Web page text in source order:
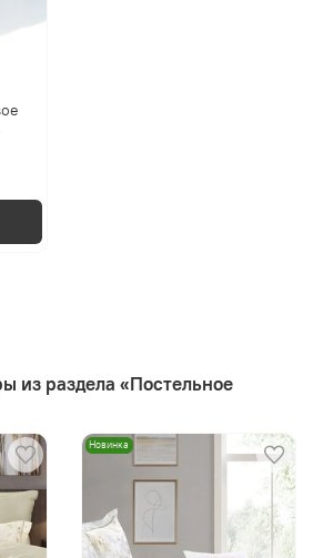
из раздела «Постельное
Новинка